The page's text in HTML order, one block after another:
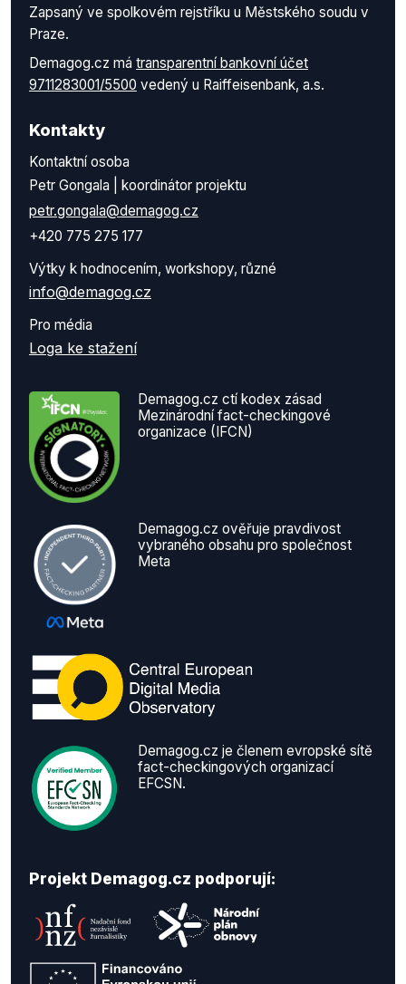
Zapsaný ve spolkovém rejstříku u Městského soudu v
Praze.
Demagog.cz má transparentní bankovní účet
9711283001/5500 vedený u Raiffeisenbank, a.s.
Kontakty
Kontaktní osoba
Petr Gongala | koordinátor projektu
petr.gongala@demagog.cz
+420 775 275 177
Výtky k hodnocením, workshopy, různé
info@demagog.cz
Pro média
Loga ke stažení
Demagog.cz ctí kodex zásad
Mezinárodní fact-checkingové
organizace (IFCN)
Demagog.cz ověřuje pravdivost
vybraného obsahu pro společnost
Meta
Demagog.cz je členem evropské sítě
fact-checkingových organizací
EFCSN.
Projekt Demagog.cz podporují: